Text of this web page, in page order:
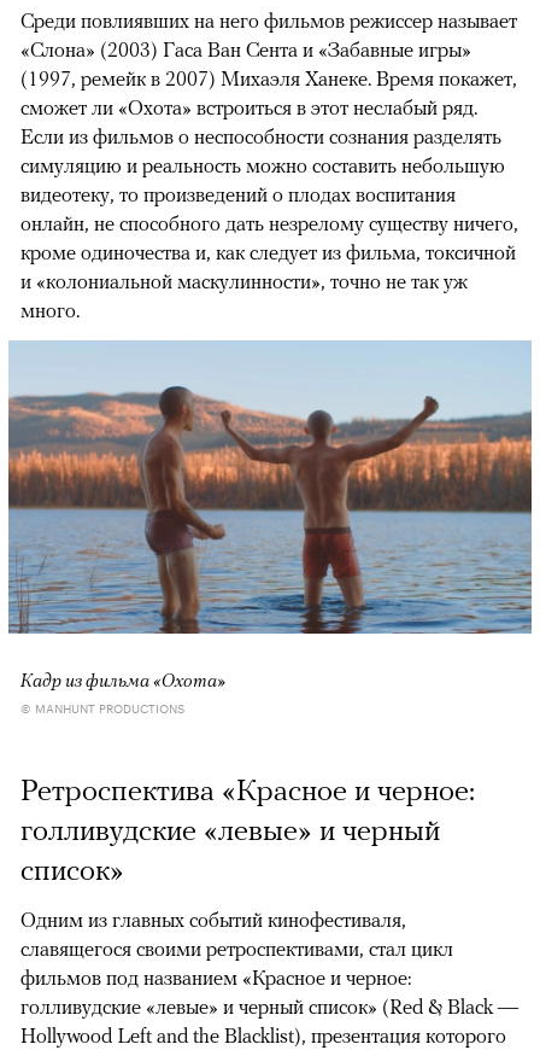
Среди повлиявших на него фильмов режиссер называет
«Слона» (2003) Гаса Ван Сента и «Забавные игры»
(1997, ремейк в 2007) Михаэля Ханеке. Время покажет,
сможет ли «Охота» встроиться в этот неслабый ряд.
Если из фильмов о неспособности сознания разделять
симуляцию и реальность можно составить небольшую
видеотеку, то произведений о плодах воспитания
онлайн, не способного дать незрелому существу ничего,
кроме одиночества и, как следует из фильма, токсичной
и «колониальной маскулинности», точно не так уж
много.
Кадр из фильма «Охота»
© MANHUNT PRODUCTIONS
Ретроспектива «Красное и черное:
голливудские «левые» и черный
список»
Одним из главных событий кинофестиваля,
славящегося своими ретроспективами, стал цикл
фильмов под названием «Красное и черное:
голливудские «левые» и черный список» (Red & Black —
Hollywood Left and the Blacklist), презентация которого